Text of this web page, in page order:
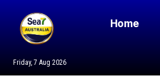
Friday, 7 Aug 2026
Home